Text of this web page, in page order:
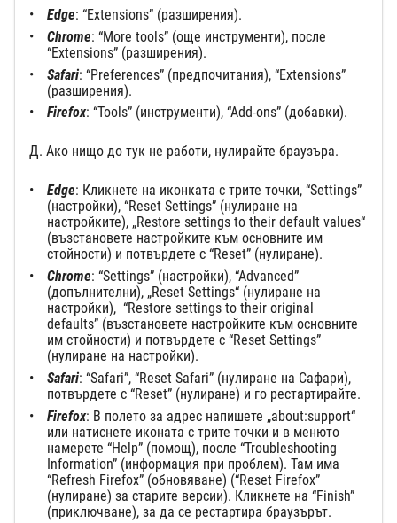
Edge: “Extensions” (разширения).
Chrome: “More tools” (още инструменти), после
“Extensions” (разширения).
Safari: “Preferences” (предпочитания), “Extensions”
(разширения).
Firefox: “Tools” (инструменти), “Add-ons” (добавки).
Д. Ако нищо до тук не работи, нулирайте браузъра.
Edge: Кликнете на иконката с трите точки, “Settings”
(настройки), “Reset Settings” (нулиране на
настройките), „Restore settings to their default values“
(възстановете настройките към основните им
стойности) и потвърдете с “Reset” (нулиране).
Chrome: “Settings” (настройки), “Advanced”
(допълнителни), „Reset Settings“ (нулиране на
настройки), “Restore settings to their original
defaults” (възстановете настройките към основните
им стойности) и потвърдете с “Reset Settings”
(нулиране на настройки).
Safari: “Safari”, “Reset Safari” (нулиране на Сафари),
потвърдете с “Reset” (нулиране) и го рестартирайте.
Firefox: В полето за адрес напишете „about:support“
или натиснете иконата с трите точки и в менюто
намерете “Help” (помощ), после “Troubleshooting
Information” (информация при проблем). Там има
“Refresh Firefox” (обновяване) (“Reset Firefox”
(нулиране) за старите версии). Кликнете на “Finish”
(приключване), за да се рестартира браузърът.